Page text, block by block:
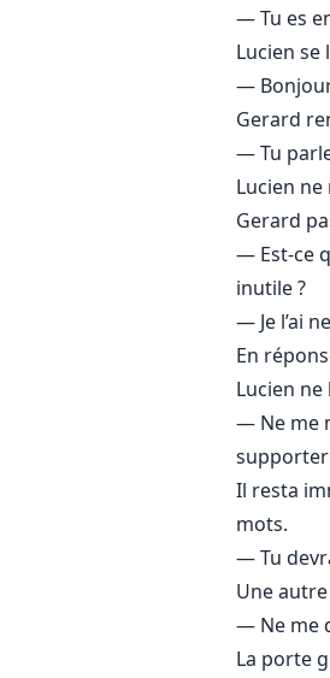
Zayn est
Mais ce
c’est que
Il porte
Lucien
Et ce
Ce qui a
— Tu es
Lucien se
—
Gerard
— Tu
Lucien
Gerard
— Est-ce
inutile ?
— Je l’ai
En
Lucien
— Ne me
Il resta
mots.
— Tu
Une
— Ne me
La porte